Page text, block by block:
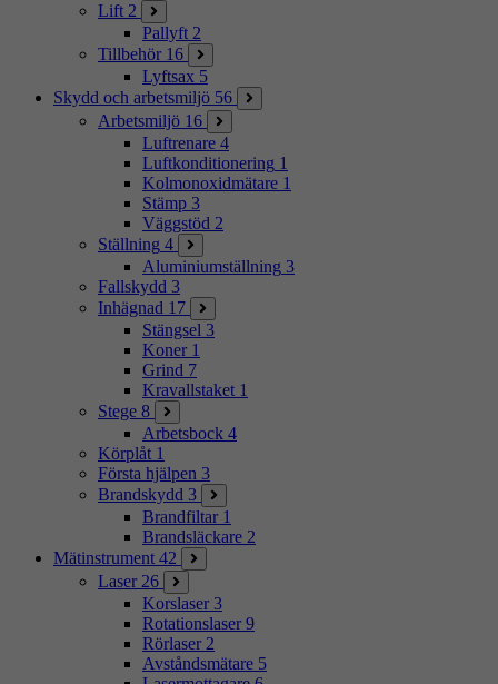
Lift 2
Pallyft 2
Tillbehör 16
Lyftsax 5
Skydd och arbetsmiljö 56
Arbetsmiljö 16
Luftrenare 4
Luftkonditionering 1
Kolmonoxidmätare 1
Stämp 3
Väggstöd 2
Ställning 4
Aluminiumställning 3
Fallskydd 3
Inhägnad 17
Stängsel 3
Koner 1
Grind 7
Kravallstaket 1
Stege 8
Arbetsbock 4
Körplåt 1
Första hjälpen 3
Brandskydd 3
Brandfiltar 1
Brandsläckare 2
Mätinstrument 42
Laser 26
Korslaser 3
Rotationslaser 9
Rörlaser 2
Avståndsmätare 5